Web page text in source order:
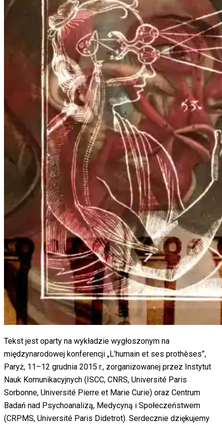
Tekst jest oparty na wykładzie wygłoszonym na
międzynarodowej konferencji „L’humain et ses prothèses”,
Paryż, 11–12 grudnia 2015 r., zorganizowanej przez Instytut
Nauk Komunikacyjnych (ISCC, CNRS, Université Paris
Sorbonne, Université Pierre et Marie Curie) oraz Centrum
Badań nad Psychoanalizą, Medycyną i Społeczeństwem
(CRPMS, Université Paris Didetrot). Serdecznie dziękujemy